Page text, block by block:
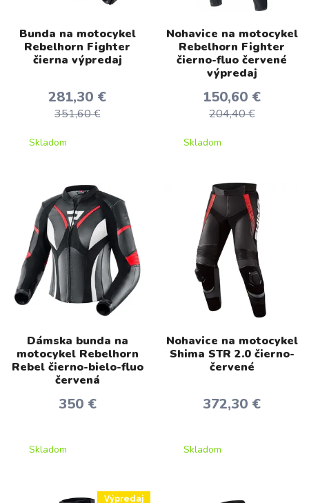
Bunda na motocykel
Rebelhorn Fighter
čierna výpredaj
281,30 €
351,60 €
Skladom
Nohavice na motocykel
Rebelhorn Fighter
čierno-fluo červené
výpredaj
150,60 €
204,40 €
Skladom
Dámska bunda na
motocykel Rebelhorn
Rebel čierno-bielo-fluo
červená
350 €
Skladom
Nohavice na motocykel
Shima STR 2.0 čierno-
červené
372,30 €
Skladom
Výpredaj